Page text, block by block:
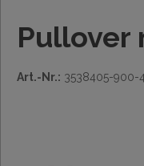
Pullover
Art.-Nr.: 3538405-900-